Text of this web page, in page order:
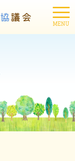
協 議会